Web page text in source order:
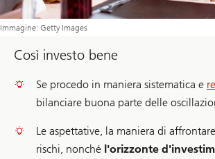
Immagine: Getty Images
Così investo bene
Se procedo in maniera sistematica e
bilanciare buona parte delle
Le aspettative, la maniera di
rischi, nonché l'orizzonte